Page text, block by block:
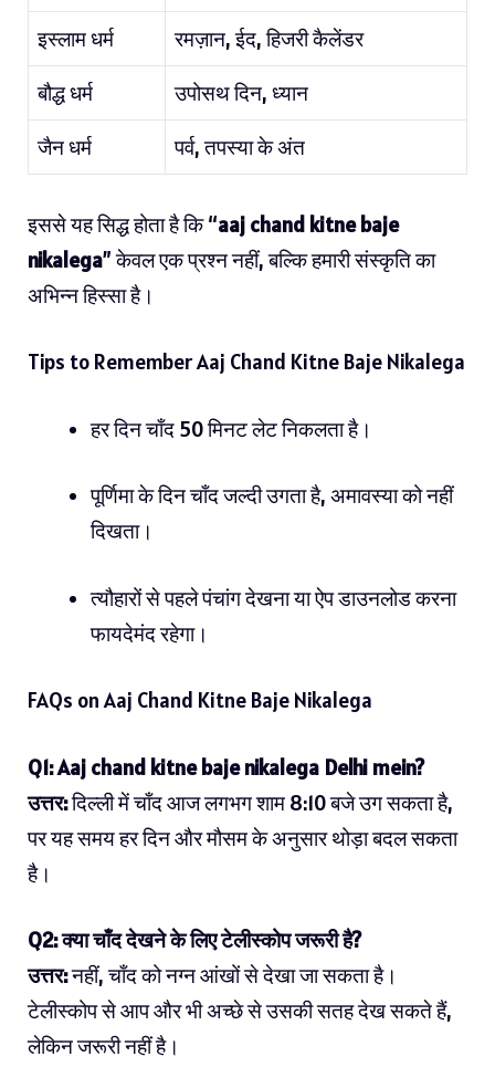
इस्लाम धर्म रमज़ान, ईद, हिजरी कैलेंडर
बौद्ध धर्म उपोसथ दिन, ध्यान
जैन धर्म पर्व, तपस्या के अंत
इससे यह सिद्ध होता है कि “aaj chand kitne baje
nikalega” केवल एक प्रश्न नहीं, बल्कि हमारी संस्कृति का
अभिन्न हिस्सा है।
Tips to Remember Aaj Chand Kitne Baje Nikalega
हर दिन चाँद 50 मिनट लेट निकलता है।
पूर्णिमा के दिन चाँद जल्दी उगता है, अमावस्या को नहीं
दिखता।
त्यौहारों से पहले पंचांग देखना या ऐप डाउनलोड करना
फायदेमंद रहेगा।
FAQs on Aaj Chand Kitne Baje Nikalega
Q1: Aaj chand kitne baje nikalega Delhi mein?
उत्तर:दिल्ली में चाँद आज लगभग शाम 8:10 बजे उग सकता है,
पर यह समय हर दिन और मौसम के अनुसार थोड़ा बदल सकता
है।
Q2: क्या चाँद देखने के लिए टेलीस्कोप जरूरी है?
उत्तर:नहीं, चाँद को नग्न आंखों से देखा जा सकता है।
टेलीस्कोप से आप और भी अच्छे से उसकी सतह देख सकते हैं,
लेकिन जरूरी नहीं है।